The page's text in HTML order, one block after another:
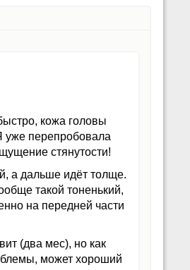
кожа головы
уже перепробовала
стянутости!
а дальше идёт толще.
такой тоненький,
на передней части
(два мес), но как
может хороший